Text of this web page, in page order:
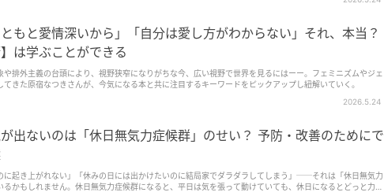
ともと愛情深いから」「自分は愛し方がわからない」それ、本当？
】は学ぶことができる
や排外主義の台頭により、視野狭窄になりがちな今、広い視野で世界を見るにはーー。フェミニズムやジェ
てきた原宿なつきさんが、今気になる本と共に注目するキーワードをピックアップし紐解いていく。
2026.5.24
出ないのは「休日無気力症候群」のせい？ 予防・改善のためにで
に起き上がれない」「休みの日には出かけたいのに結局家でダラダラしてしまう」──それは「休日無気力
るかもしれません。休日無気力症候群になると、平日は気を張って動けていても、休日になるとどっと力が